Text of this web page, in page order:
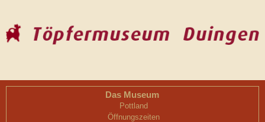
Das Museum
Pottland
Öffnungszeiten